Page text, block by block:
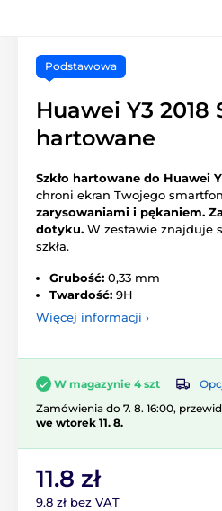
Podstawowa
Huawei Y3 2018
hartowane
Szkło hartowane do Huawei
chroni ekran Twojego
zarysowaniami i pękaniem.
dotyku. W zestawie znajduje
szkła.
Grubość: 0,33 mm
Twardość: 9H
Więcej informacji ›
W magazynie 4 szt
Zamówienia do 7. 8. 16:00,
we wtorek 11. 8.
11.8 zł
9.8 zł bez VAT